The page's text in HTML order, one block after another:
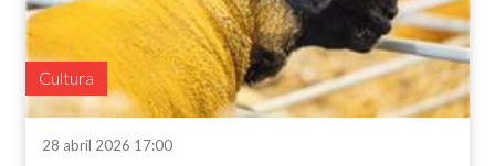
Cultura
28 abril 2026 17:00